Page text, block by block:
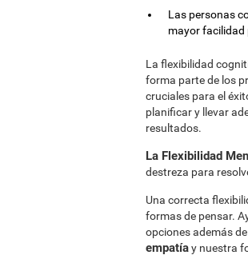
Las personas
mayor facilidad
La flexibilidad
forma parte de los
cruciales para el
planificar y llevar
resultados.
La Flexibilidad
destreza para
Una correcta
formas de pensar.
opciones además
empatíay nuestra